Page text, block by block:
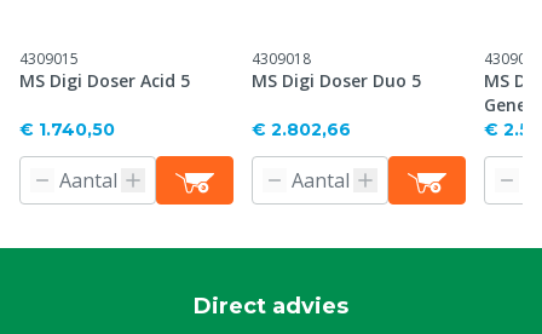
4309015
MS Digi Doser Acid 5
€ 1.740,50
4309018
MS Digi Doser Duo 5
€ 2.802,66
4309026
MS
€
Direct advies